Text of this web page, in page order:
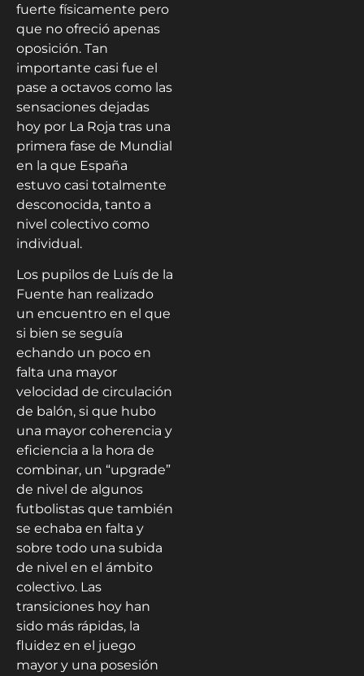
fuerte físicamente pero
que no ofreció apenas
oposición. Tan
importante casi fue el
pase a octavos como las
sensaciones dejadas
hoy por La Roja tras una
primera fase de Mundial
en la que España
estuvo casi totalmente
desconocida, tanto a
nivel colectivo como
individual.
Los pupilos de Luís de la
Fuente han realizado
un encuentro en el que
si bien se seguía
echando un poco en
falta una mayor
velocidad de circulación
de balón, si que hubo
una mayor coherencia y
eficiencia a la hora de
combinar, un “upgrade”
de nivel de algunos
futbolistas que también
se echaba en falta y
sobre todo una subida
de nivel en el ámbito
colectivo. Las
transiciones hoy han
sido más rápidas, la
fluidez en el juego
mayor y una posesión